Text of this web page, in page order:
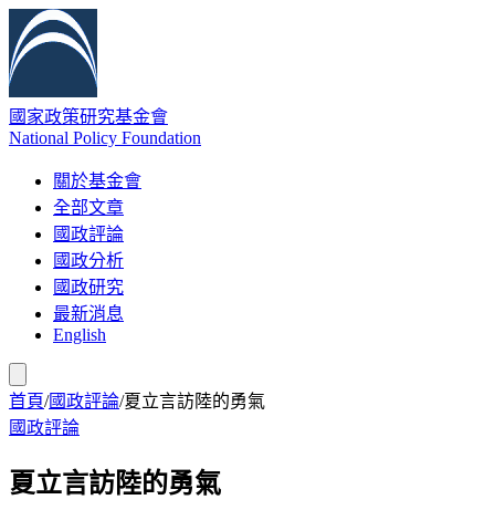
國家政策研究基金會
National Policy Foundation
關於基金會
全部文章
國政評論
國政分析
國政研究
最新消息
English
首頁/國政評論/夏立言訪陸的勇氣
國政評論
夏立言訪陸的勇氣